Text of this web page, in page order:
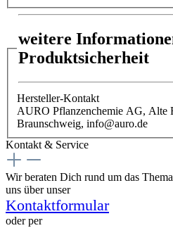
weitere
Produktsicherheit
Hersteller-Kontakt
AURO Pflanzenchemie AG, Alte
Braunschweig, info@auro.de
Kontakt & Service
Wir beraten Dich rund um das
uns über unser
Kontaktformular
oder per